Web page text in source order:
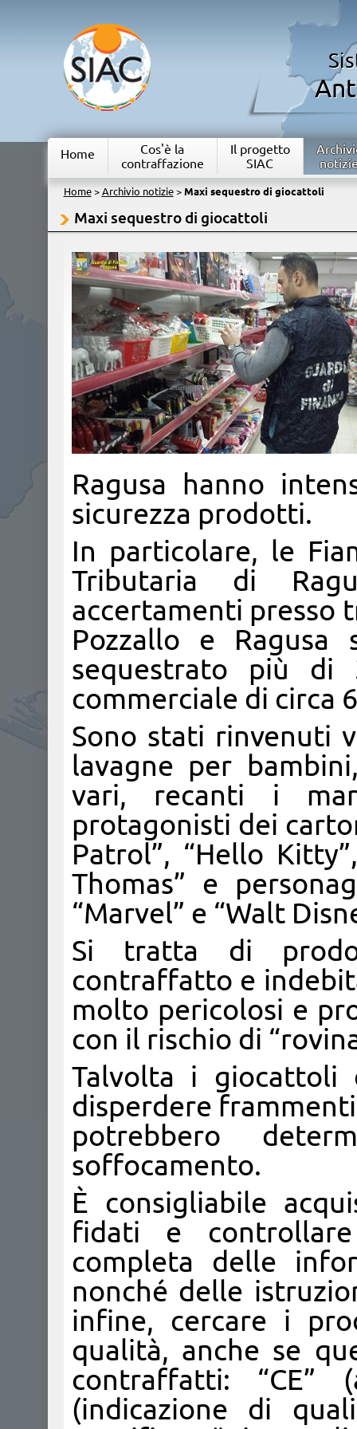
Home
Cos'è la
contraffazione
Il progetto
SIAC
Home> Archivio notizie> Maxi sequestro di giocattoli
Maxi sequestro di giocattoli
Ragusa hanno
sicurezza prodotti.
In particolare, le
Tributaria di
accertamenti presso
Pozzallo e Ragusa
sequestrato più di
commerciale di circa
Sono stati rinvenuti
lavagne per
vari, recanti i
protagonisti dei
Patrol”, “Hello
Thomas” e
“Marvel” e “Walt
Si tratta di
contraffatto e
molto pericolosi e
con il rischio di
Talvolta i giocattoli
disperdere
potrebbero
soffocamento.
È consigliabile
fidati e
completa delle
nonché delle
infine, cercare i
qualità, anche se
contraffatti: “CE”
(indicazione di